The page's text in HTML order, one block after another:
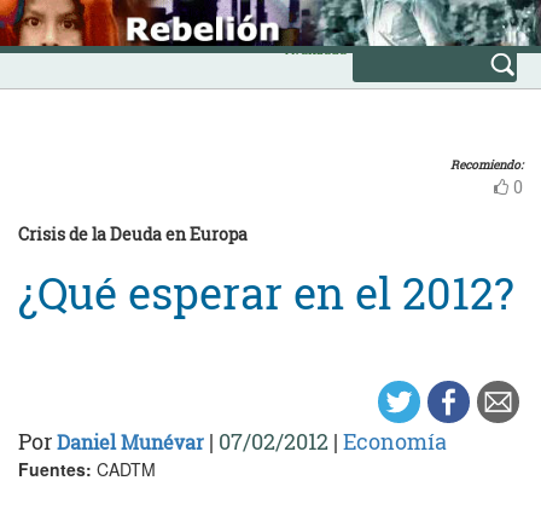
Skip
to
content
INICIO
Avanzada
Recomiendo:
0
Crisis de la Deuda en Europa
¿Qué esperar en el 2012?
PorDaniel Munévar | 07/02/2012 | Economía
Fuentes: CADTM